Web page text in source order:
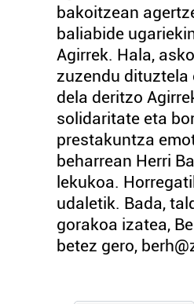
bakoitzean
baliabide
Agirrek. Hala,
zuzendu dituztela
dela deritzo
solidaritate eta
prestakuntza
beharrean Herri
lekukoa.
udaletik. Bada,
gorakoa izatea,
betez gero,